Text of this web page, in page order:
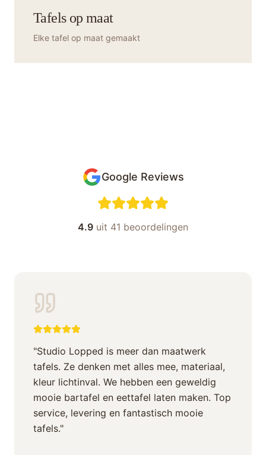
Tafels op maat
Elke tafel op maat gemaakt
Google Reviews
4.9 uit 41 beoordelingen
"Studio Lopped is meer dan maatwerk
tafels. Ze denken met alles mee, materiaal,
kleur lichtinval. We hebben een geweldig
mooie bartafel en eettafel laten maken. Top
service, levering en fantastisch mooie
tafels."